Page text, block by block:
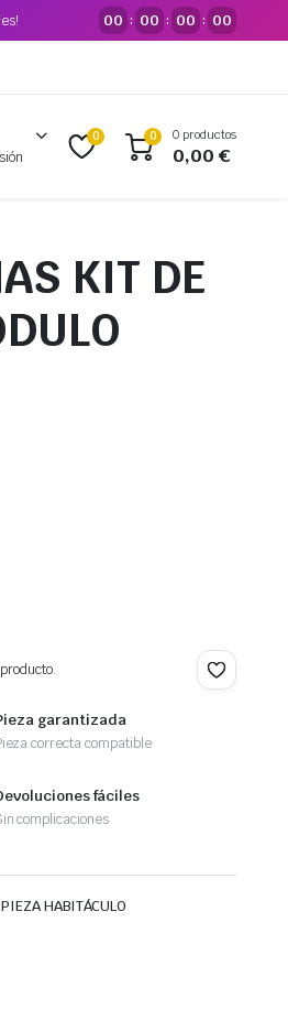
00 : 00 : 00 : 00
0 0 0 productos
0,00€
KIT DE
garantizada
correcta compatible
fáciles
complicaciones
HABITÁCULO